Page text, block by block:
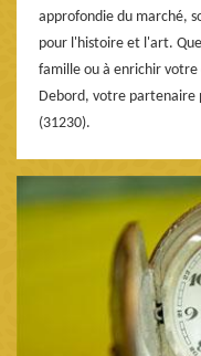
approfondie du marché,
pour l'histoire et l'art.
famille ou à enrichir
Debord, votre partenaire
(31230).